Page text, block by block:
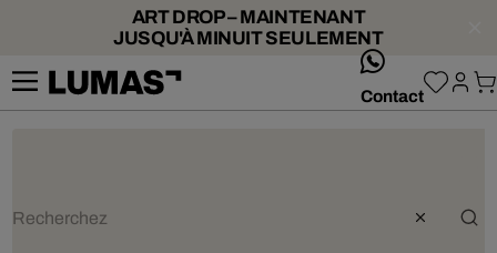
ART DROP – MAINTENANT
JUSQU'À MINUIT SEULEMENT
Contact